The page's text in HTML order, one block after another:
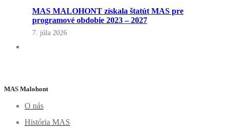
MAS MALOHONT získala štatút MAS pre
programové obdobie 2023 – 2027
7. júla 2026
MAS Malohont
O nás
História MAS